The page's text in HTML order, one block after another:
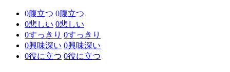
0腹立つ 0腹立つ
0悲しい 0悲しい
0すっきり 0すっきり
0興味深い 0興味深い
0役に立つ 0役に立つ